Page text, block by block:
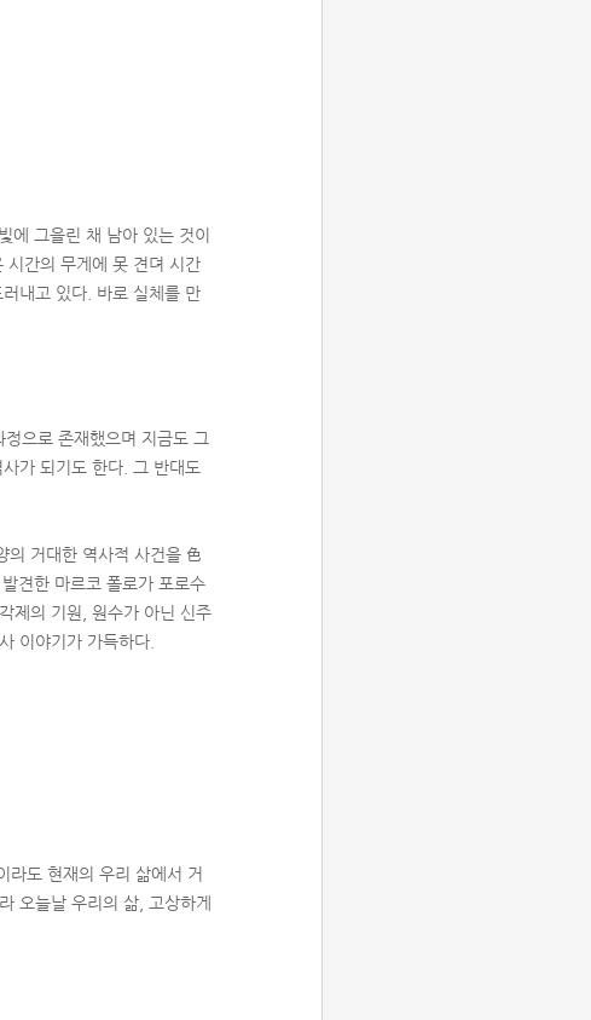
에 그을린 채 남아 있는 것이
시간의 무게에 못 견뎌 시간
내고 있다. 바로 실체를 만
으로 존재했으며 지금도 그
가 되기도 한다. 그 반대도
의 거대한 역사적 사건을 色
견한 마르코 폴로가 포로수
제의 기원, 원수가 아닌 신주
이야기가 가득하다.
라도 현재의 우리 삶에서 거
오늘날 우리의 삶, 고상하게